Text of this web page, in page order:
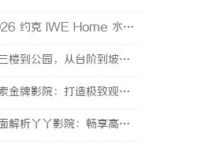
IWE Home 水生态中央空调全系列产品型号及核心参数汇总
公园，从台阶到坡道，一部高续航电动轮椅如何改变生活
牌影院：打造极致观影体验的现代影院典范
析丫丫影院：畅享高清影视盛宴的最佳选择